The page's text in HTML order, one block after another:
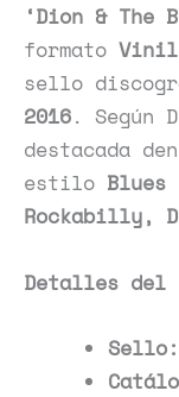
‘Dion & The
formato
sello
2016. Según
destacada
estilo Blues
Rockabilly,
Detalles del
Sello: